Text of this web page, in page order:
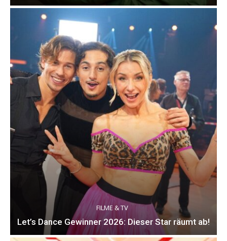
FILME & TV
Let’s Dance Gewinner 2026: Dieser Star räumt ab!